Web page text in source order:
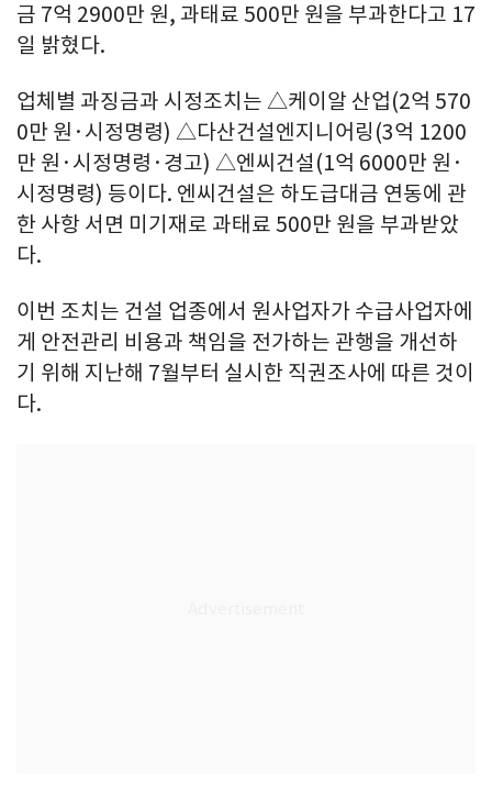
금 7억 2900만 원, 과태료 500만 원을 부과한다고 17
일 밝혔다.
업체별 과징금과 시정조치는 △케이알 산업(2억 570
0만 원·시정명령) △다산건설엔지니어링(3억 1200
만 원·시정명령·경고) △엔씨건설(1억 6000만 원·
시정명령) 등이다. 엔씨건설은 하도급대금 연동에 관
한 사항 서면 미기재로 과태료 500만 원을 부과받았
다.
이번 조치는 건설 업종에서 원사업자가 수급사업자에
게 안전관리 비용과 책임을 전가하는 관행을 개선하
기 위해 지난해 7월부터 실시한 직권조사에 따른 것이
다.